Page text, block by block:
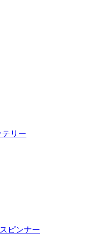
テリー
ピンナー